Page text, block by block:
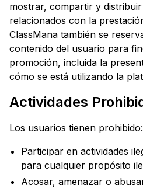
mostrar, compartir y
relacionados con la
ClassMana también se
contenido del usuario para
promoción, incluida la
cómo se está utilizando la
Actividades
Los usuarios tienen prohibido:
Participar en actividades
para cualquier propósito
Acosar, amenazar o